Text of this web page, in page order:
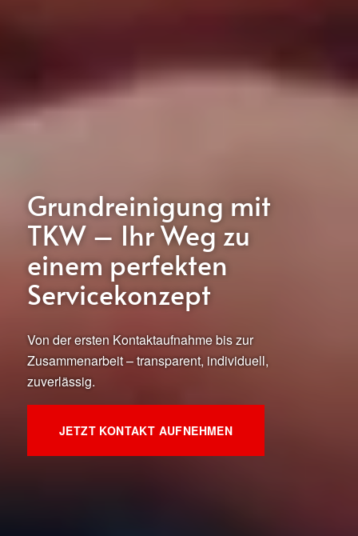
Grundreinigung mit
TKW – Ihr Weg zu
einem perfekten
Servicekonzept
Von der ersten Kontaktaufnahme bis zur
Zusammenarbeit – transparent, individuell,
zuverlässig.
JETZT KONTAKT AUFNEHMEN